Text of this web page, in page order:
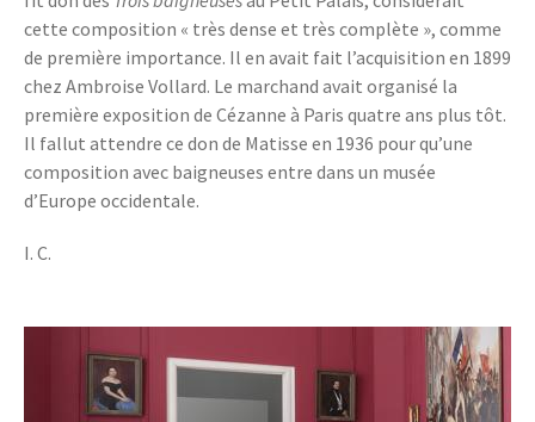
cette composition « très dense et très complète », comme
de première importance. Il en avait fait l’acquisition en 1899
chez Ambroise Vollard. Le marchand avait organisé la
première exposition de Cézanne à Paris quatre ans plus tôt.
Il fallut attendre ce don de Matisse en 1936 pour qu’une
composition avec baigneuses entre dans un musée
d’Europe occidentale.
I. C.